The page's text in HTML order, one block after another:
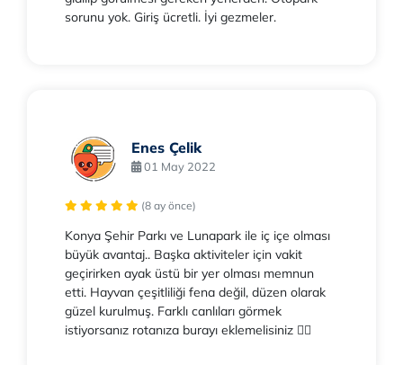
sorunu yok. Giriş ücretli. İyi gezmeler.
Enes Çelik
01 May 2022
(8 ay önce)
Konya Şehir Parkı ve Lunapark ile iç içe olması
büyük avantaj.. Başka aktiviteler için vakit
geçirirken ayak üstü bir yer olması memnun
etti. Hayvan çeşitliliği fena değil, düzen olarak
güzel kurulmuş. Farklı canlıları görmek
istiyorsanız rotanıza burayı eklemelisiniz 👍🏻